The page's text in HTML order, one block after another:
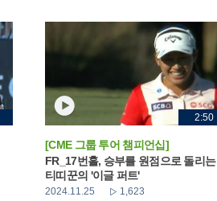
2:50
[CME 그룹 투어 챔피언십]
FR_17번홀, 승부를 원점으로 돌리는
티띠꾼의 '이글 퍼트'
2024.11.25 1,623